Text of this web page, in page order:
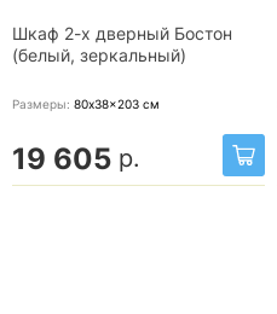
Шкаф 2-х дверный Бостон
(белый, зеркальный)
Размеры: 80x38x203 см
19 605 р.